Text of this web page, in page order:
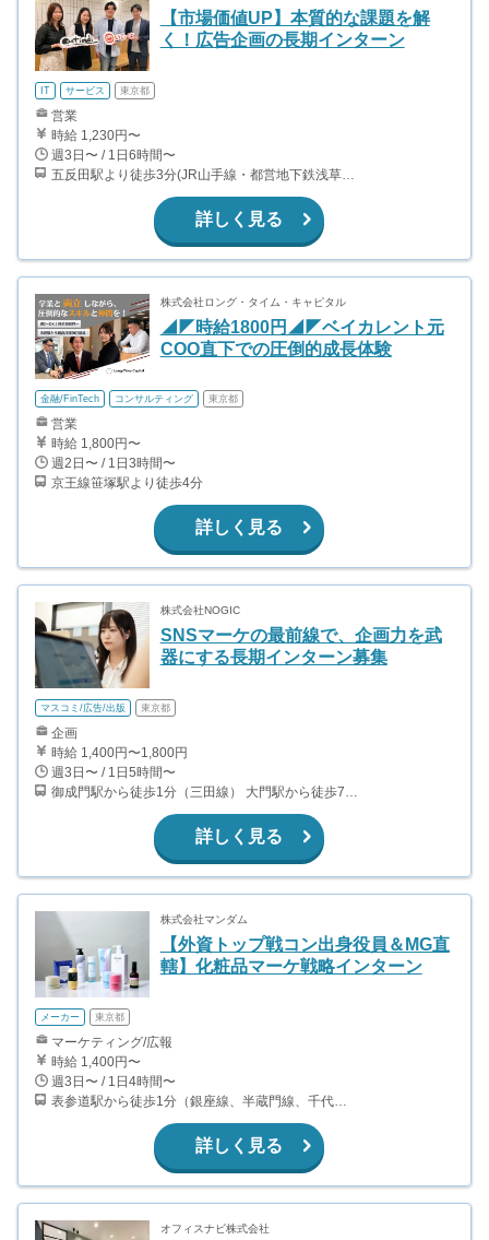
【市場価値UP】本質的な課題を解
く！広告企画の長期インターン
IT サービス 東京都
営業
時給 1,230円〜
週3日〜 / 1日6時間〜
五反田駅より徒歩3分(JR山手線・都営地下鉄浅草線・東急電鉄池上線)
詳しく見る
株式会社ロング・タイム・キャピタル
◢◤時給1800円◢◤ベイカレント元
COO直下での圧倒的成長体験
金融/FinTech コンサルティング 東京都
営業
時給 1,800円〜
週2日〜 / 1日3時間〜
京王線笹塚駅より徒歩4分
詳しく見る
株式会社NOGIC
SNSマーケの最前線で、企画力を武
器にする長期インターン募集
マスコミ/広告/出版 東京都
企画
時給 1,400円〜1,800円
週3日〜 / 1日5時間〜
御成門駅から徒歩1分（三田線） 大門駅から徒歩7分（都営浅草線、都営大江戸線）
詳しく見る
株式会社マンダム
【外資トップ戦コン出身役員＆MG直
轄】化粧品マーケ戦略インターン
メーカー 東京都
マーケティング/広報
時給 1,400円〜
週3日〜 / 1日4時間〜
表参道駅から徒歩1分（銀座線、半蔵門線、千代田線）
詳しく見る
オフィスナビ株式会社